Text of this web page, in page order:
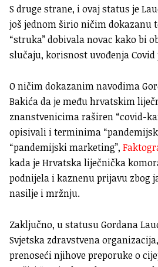
S druge strane, i ovaj status je
još jednom širio ničim dokazanu
“struka” dobivala novac kako bi
slučaju, korisnost uvođenja
O ničim dokazanim navodima
Bakića da je među hrvatskim
znanstvenicima raširen “covid-
opisivali i terminima
“pandemijski marketing”,
kada je Hrvatska liječnička
podnijela i kaznenu prijavu zbog
nasilje i mržnju.
Zaključno, u statusu Gordana
Svjetska zdravstvena
prenoseći njihove preporuke o